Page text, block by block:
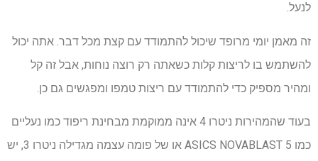
לנעל.
זה מאמן יומי מרופד שיכול להתמודד עם קצת מכל דבר. אתה יכול
להשתמש בו לריצות קלות כשאתה רק רוצה נוחות, אבל זה קל
ומהיר מספיק כדי להתמודד עם ריצות טמפו ומפגשים גם כן.
בעוד שהמהירות ניטרו 4 אינה ממוקמת מבחינת ריפוד כמו נעליים
כמו ASICS NOVABLAST 5 או של פומה עצמה מגדילה ניטרו 3, יש